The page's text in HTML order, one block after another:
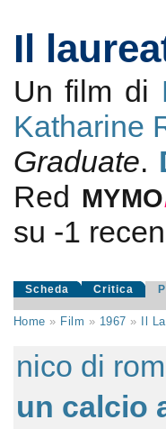
Il
Un film di
Katharine
Graduate.
Red MYMO
su -1
Scheda Critica
Home » Film » 1967 » Il
nico di
un calcio